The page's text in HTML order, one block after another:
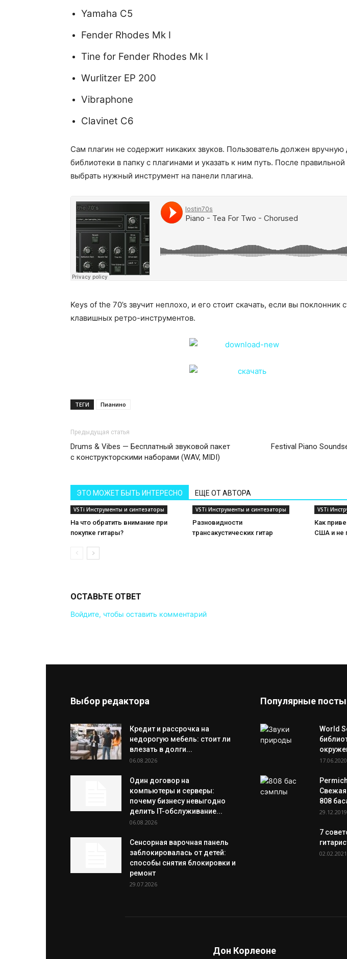
Yamaha C5
Fender Rhodes Mk I
Tine for Fender Rhodes Mk I
Wurlitzer EP 200
Vibraphone
Clavinet C6
Сам плагин не содержит никаких звуков. Пользователь должен вручную
библиотеки в папку с плагинами и указать к ним путь. После
выбрать нужный инструмент на панели плагина.
Keys of the 70’s звучит неплохо, и его стоит скачать, если вы поклонник
клавишных ретро-инструментов.
ТЕГИ Пианино
Предыдущая статья
Drums & Vibes — Бесплатный звуковой пакет
с конструкторскими наборами (WAV, MIDI)
Festival Piano
ЭТО МОЖЕТ БЫТЬ ИНТЕРЕСНО ЕЩЕ ОТ АВТОРА
VSTi Инструменты и синтезаторы
На что обратить внимание при
покупке гитары?
VSTi Инструменты и синтезаторы
Разновидности
трансакустических гитар
VSTi
Как
США и не
ОСТАВЬТЕ ОТВЕТ
Войдите, чтобы оставить комментарий
Выбор редактора
Кредит и рассрочка на
недорогую мебель: стоит ли
влезать в долги...
06.08.2026
Один договор на
компьютеры и серверы:
почему бизнесу невыгодно
делить IT-обслуживание...
06.08.2026
Сенсорная варочная панель
заблокировалась от детей:
способы снятия блокировки и
ремонт
29.07.2026
Популярные посты
World
17.06.2020
808
29.12.2019
7
02.02.2021
Дон Корлеоне